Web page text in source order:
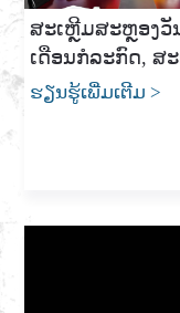
Huazhong Gas ດ້ວ
ຈິງໃຈເຊີນເພື່ອນຮ່ວ
ແລະຄູ່ຮ່ວມງານຈາກ
ຄົນມາແລກປ່ຽນ […]
ສະເຫຼີມສະຫຼອງວັ
ເດືອນກໍລະກົດ, ສ
ຄວາມກະຕັນຍູຕໍ່ງາ
ຮຽນຮູ້ເພີ່ມເຕີມ >